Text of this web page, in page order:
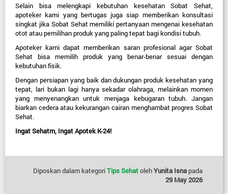
Selain bisa melengkapi kebutuhan kesehatan Sobat Sehat,
apoteker kami yang bertugas juga siap memberikan konsultasi
singkat jika Sobat Sehat memiliki pertanyaan mengenai kesehatan
otot atau pemilihan produk yang paling tepat bagi kondisi tubuh.
Apoteker kami dapat memberikan saran profesional agar Sobat
Sehat bisa memilih produk yang benar-benar sesuai dengan
kebutuhan fisik.
Dengan persiapan yang baik dan dukungan produk kesehatan yang
tepat, lari bukan lagi hanya sekadar olahraga, melainkan momen
yang menyenangkan untuk menjaga kebugaran tubuh. Jangan
biarkan cedera atau kekurangan cairan menghambat progres Sobat
Sehat.
Ingat Sehatm, Ingat Apotek K-24!
Diposkan dalam kategoriTips SehatolehYunita Isna pada
29 May 2026